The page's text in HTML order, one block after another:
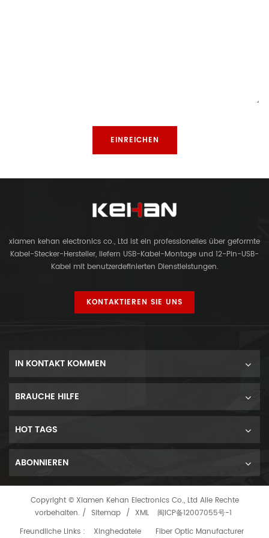
xiamen kehan electronics co., Ltd ist ein professionelles über geformte
Kabel-Stecker-Hersteller, liefern USB-Kabel-Montage und 12-Pin-USB-
Kabel mit benutzerdefinierten Dienstleistungen.
KONTAKTIEREN SIE UNS
IN KONTAKT KOMMEN
BRAUCHE HILFE
HOT TAGS
ABONNIEREN
Copyright © Xiamen Kehan Electronics Co., Ltd Alle Rechte
vorbehalten. / Sitemap / XML
闽ICP备12007055号-1
Freundliche Links :
Xinghedatele Fiber Optic Manufacturer